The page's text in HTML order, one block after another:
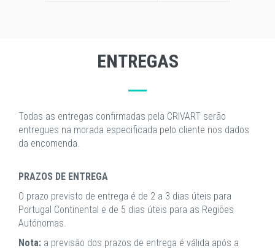
ENTREGAS
Todas as entregas confirmadas pela CRIVART serão
entregues na morada especificada pelo cliente nos dados
da encomenda.
PRAZOS DE ENTREGA
O prazo previsto de entrega é de 2 a 3 dias úteis para
Portugal Continental e de 5 dias úteis para as Regiões
Autónomas.
Nota: a previsão dos prazos de entrega é válida após a